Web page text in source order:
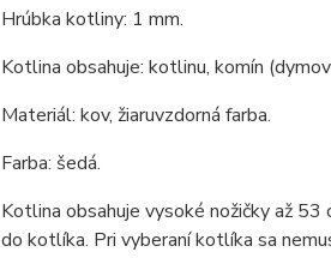
Hrúbka kotliny: 1 mm.
Kotlina obsahuje: kotlinu, komín
Materiál: kov, žiaruvzdorná farba.
Farba: šedá.
Kotlina obsahuje vysoké nožičky až
do kotlíka. Pri vyberaní kotlíka sa